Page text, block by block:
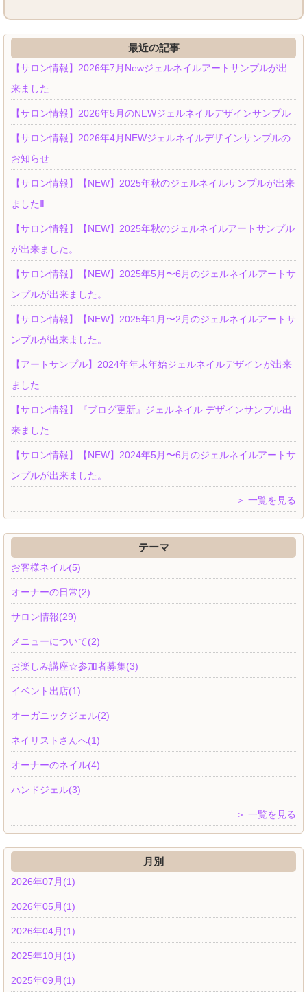
最近の記事
【サロン情報】2026年7月Newジェルネイルアートサンプルが出
来ました
【サロン情報】2026年5月のNEWジェルネイルデザインサンプル
【サロン情報】2026年4月NEWジェルネイルデザインサンプルの
お知らせ
【サロン情報】【NEW】2025年秋のジェルネイルサンプルが出来
ましたⅡ
【サロン情報】【NEW】2025年秋のジェルネイルアートサンプル
が出来ました。
【サロン情報】【NEW】2025年5月〜6月のジェルネイルアートサ
ンプルが出来ました。
【サロン情報】【NEW】2025年1月〜2月のジェルネイルアートサ
ンプルが出来ました。
【アートサンプル】2024年年末年始ジェルネイルデザインが出来
ました
【サロン情報】『ブログ更新』ジェルネイル デザインサンプル出
来ました
【サロン情報】【NEW】2024年5月〜6月のジェルネイルアートサ
ンプルが出来ました。
＞ 一覧を見る
テーマ
お客様ネイル(5)
オーナーの日常(2)
サロン情報(29)
メニューについて(2)
お楽しみ講座☆参加者募集(3)
イベント出店(1)
オーガニックジェル(2)
ネイリストさんへ(1)
オーナーのネイル(4)
ハンドジェル(3)
＞ 一覧を見る
月別
2026年07月(1)
2026年05月(1)
2026年04月(1)
2025年10月(1)
2025年09月(1)